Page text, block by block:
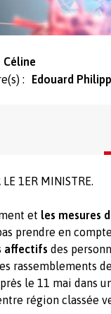
Céline
:
Edouard
LE 1ER MINISTRE.
et les mesures
prendre en
affectifs des
rassemblements
le 11 mai dans
région classée